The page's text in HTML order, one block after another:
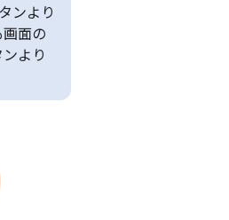
ンより
面の
より